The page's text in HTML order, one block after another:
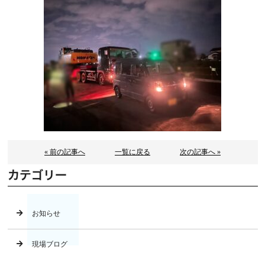
« 前の記事へ 一覧に戻る 次の記事へ »
カテゴリー
お知らせ
現場ブログ